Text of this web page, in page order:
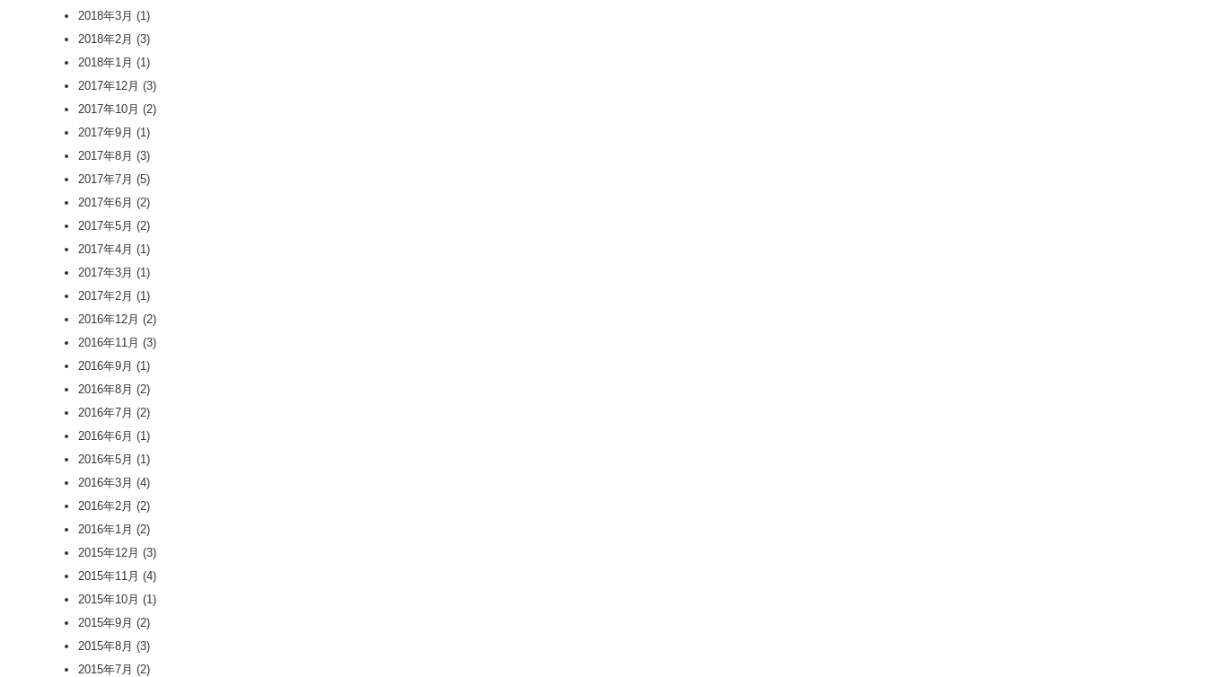
2018年3月 (1)
2018年2月 (3)
2018年1月 (1)
2017年12月 (3)
2017年10月 (2)
2017年9月 (1)
2017年8月 (3)
2017年7月 (5)
2017年6月 (2)
2017年5月 (2)
2017年4月 (1)
2017年3月 (1)
2017年2月 (1)
2016年12月 (2)
2016年11月 (3)
2016年9月 (1)
2016年8月 (2)
2016年7月 (2)
2016年6月 (1)
2016年5月 (1)
2016年3月 (4)
2016年2月 (2)
2016年1月 (2)
2015年12月 (3)
2015年11月 (4)
2015年10月 (1)
2015年9月 (2)
2015年8月 (3)
2015年7月 (2)